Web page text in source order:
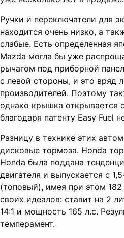
Ручки и переключатели для
находится очень низко, а
слабые. Есть определенная
Mazda могла бы уже
рычагом под приборной
с левой стороны, и это вряд
производителей. Поэтому
однако крышка открывается
благодаря патенту Easy Fuel
Разницу в технике этих
дисковые тормоза. Honda
Honda была поддана
двигателя и выпускается с
(топовый), имея при этом
своих идеалов: ставит на 2
14:1 и мощность 165 л.с.
темперамент.